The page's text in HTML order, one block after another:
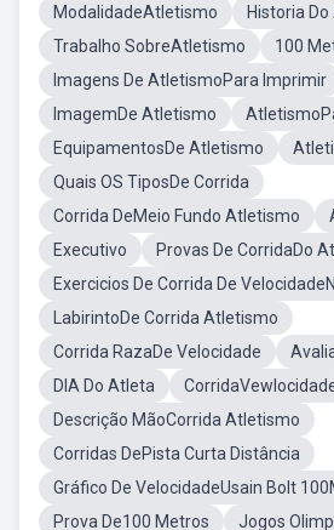
ModalidadeAtletismo
Historia
Trabalho SobreAtletismo
100
Imagens De AtletismoPara Imprimir
ImagemDe Atletismo
EquipamentosDe Atletismo
Quais OS TiposDe Corrida
Corrida DeMeio Fundo Atletismo
Executivo
Provas De CorridaDo
Exercicios De Corrida De
LabirintoDe Corrida Atletismo
Corrida RazaDe Velocidade
DIA Do Atleta
Descrição MãoCorrida Atletismo
Corridas DePista Curta Distância
Gráfico De VelocidadeUsain Bolt
Prova De100 Metros
Jogos